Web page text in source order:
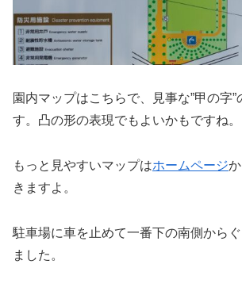
園内マップはこちらで、見事な”甲の字
す。凸の形の表現でもよいかもですね。
もっと見やすいマップはホームページ
きますよ。
駐車場に車を止めて一番下の南側から
ました。